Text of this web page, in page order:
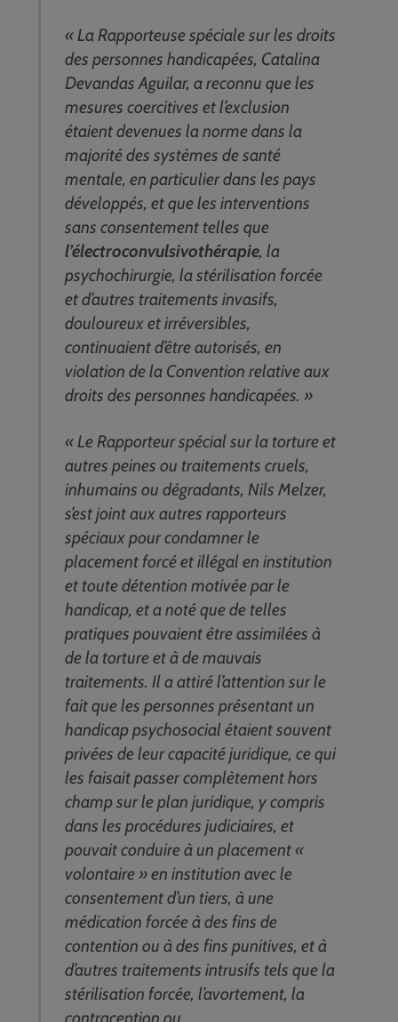
« La Rapporteuse spéciale sur les droits
des personnes handicapées, Catalina
Devandas Aguilar, a reconnu que les
mesures coercitives et l’exclusion
étaient devenues la norme dans la
majorité des systèmes de santé
mentale, en particulier dans les pays
développés, et que les interventions
sans consentement telles que
l’électroconvulsivothérapie, la
psychochirurgie, la stérilisation forcée
et d’autres traitements invasifs,
douloureux et irréversibles,
continuaient d’être autorisés, en
violation de la Convention relative aux
droits des personnes handicapées. »
« Le Rapporteur spécial sur la torture et
autres peines ou traitements cruels,
inhumains ou dégradants, Nils Melzer,
s’est joint aux autres rapporteurs
spéciaux pour condamner le
placement forcé et illégal en institution
et toute détention motivée par le
handicap, et a noté que de telles
pratiques pouvaient être assimilées à
de la torture et à de mauvais
traitements. Il a attiré l’attention sur le
fait que les personnes présentant un
handicap psychosocial étaient souvent
privées de leur capacité juridique, ce qui
les faisait passer complètement hors
champ sur le plan juridique, y compris
dans les procédures judiciaires, et
pouvait conduire à un placement «
volontaire » en institution avec le
consentement d’un tiers, à une
médication forcée à des fins de
contention ou à des fins punitives, et à
d’autres traitements intrusifs tels que la
stérilisation forcée, l’avortement, la
contraception ou